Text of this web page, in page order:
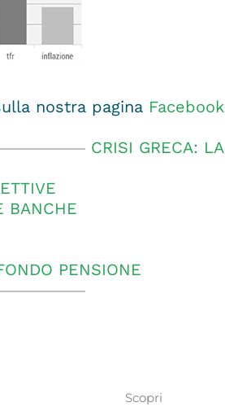
nostra pagina Facebook
CRISI GRECA: LA
BANCHE
PENSIONE
Scopri